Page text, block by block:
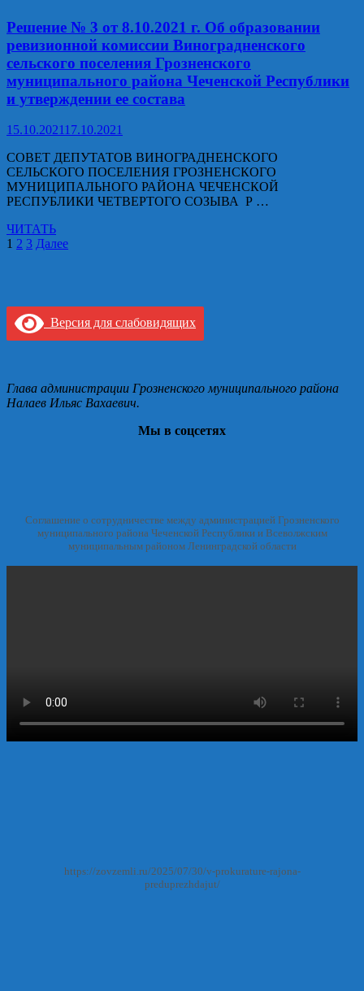
созыва
и
утверждении
их
составов
от
8.10.2021
г.
Об
избрании
постоянно
действующего
секретариата
Совета
депутатов
Виноградненского
сельского
Грозненского
муниципального
созыва
Решение № 3 от 8.10.2021 г. Об образовании
ревизионной комиссии Виноградненского
сельского поселения Грозненского
муниципального района Чеченской Республики
и утверждении ее состава
15.10.202117.10.2021
СОВЕТ ДЕПУТАТОВ ВИНОГРАДНЕНСКОГО
СЕЛЬСКОГО ПОСЕЛЕНИЯ ГРОЗНЕНСКОГО
МУНИЦИПАЛЬНОГО РАЙОНА ЧЕЧЕНСКОЙ
РЕСПУБЛИКИ ЧЕТВЕРТОГО СОЗЫВА Р …
Решение
№
Об
образовании
ревизионной
сельского
поселения
состава
ЧИТАТЬ
Навигация
1 2 3 Далее
Версия для слабовидящих
Глава администрации Грозненского муниципального района
Налаев Ильяс Вахаевич.
Мы в соцсетях
Соглашение о сотрудничестве между администрацией Грозненского
муниципального района Чеченской Республики и Всеволжским
муниципальным районом Ленинградской области
https://zovzemli.ru/2025/07/30/v-prokurature-rajona-
preduprezhdajut/